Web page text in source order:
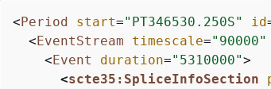
<Period start="PT346530.250S" id
<EventStream timescale="90000"
<Event duration="5310000">
<scte35:SpliceInfoSection